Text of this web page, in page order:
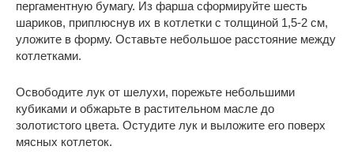
пергаментную бумагу. Из фарша сформируйте шесть
шариков, приплюснув их в котлетки с толщиной 1,5-2 см,
уложите в форму. Оставьте небольшое расстояние между
котлетками.
Освободите лук от шелухи, порежьте небольшими
кубиками и обжарьте в растительном масле до
золотистого цвета. Остудите лук и выложите его поверх
мясных котлеток.